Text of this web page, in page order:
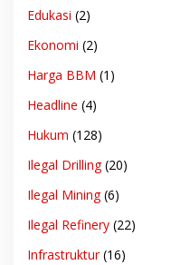
Edukasi (2)
Ekonomi (2)
Harga BBM (1)
Headline (4)
Hukum (128)
Ilegal Drilling(20)
Ilegal Mining(6)
Ilegal Refinery (22)
Infrastruktur(16)